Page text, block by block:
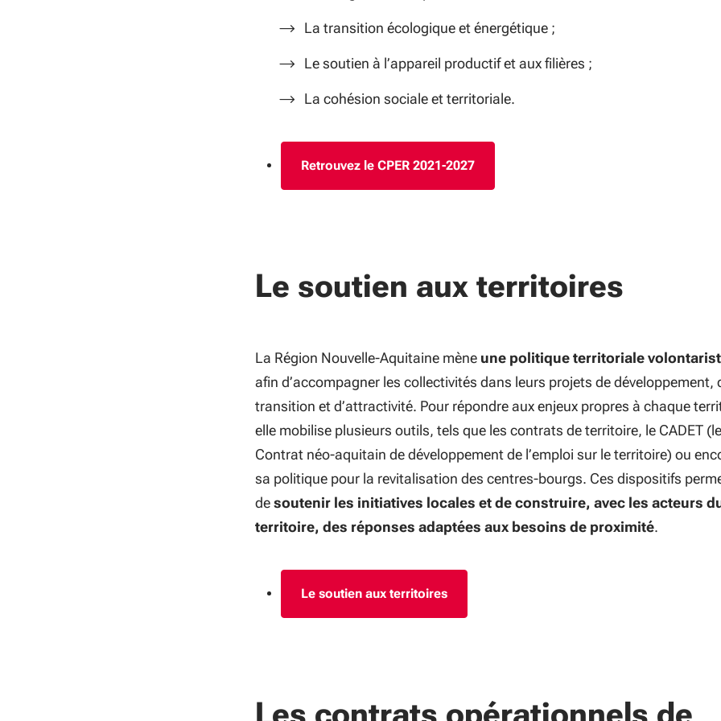
La transition écologique et énergétique ;
Le soutien à l’appareil productif et aux filières ;
La cohésion sociale et territoriale.
Retrouvez le CPER 2021-2027
Le soutien aux territoires
La Région Nouvelle-Aquitaine mène une politique territoriale
afin d’accompagner les collectivités dans leurs projets de développement,
transition et d’attractivité. Pour répondre aux enjeux propres à chaque
elle mobilise plusieurs outils, tels que les contrats de territoire, le CADET (le
Contrat néo-aquitain de développement de l’emploi sur le territoire) ou
sa politique pour la revitalisation des centres-bourgs. Ces dispositifs
desoutenir les initiatives locales et de construire, avec les acteurs
territoire, des réponses adaptées aux besoins de proximité.
Le soutien aux territoires